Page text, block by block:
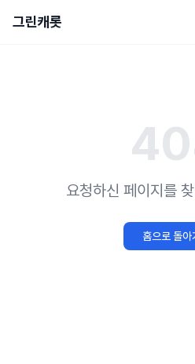
그린캐롯
요청하신 페이지를
홈으로 돌아